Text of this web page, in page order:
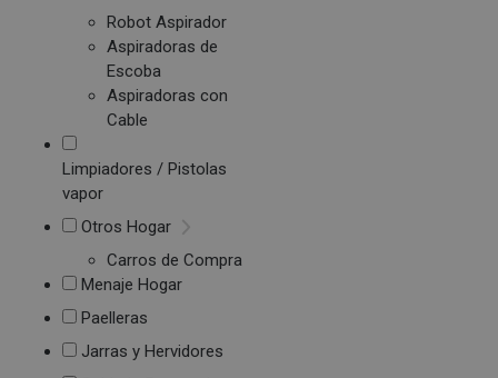
Robot Aspirador
Aspiradoras de
Escoba
Aspiradoras con
Cable
Limpiadores / Pistolas
vapor
Otros Hogar
Carros de Compra
Menaje Hogar
Paelleras
Jarras y Hervidores